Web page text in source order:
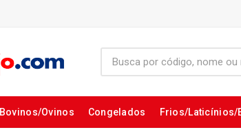
Bovinos/Ovinos Congelados Frios/Laticínios/